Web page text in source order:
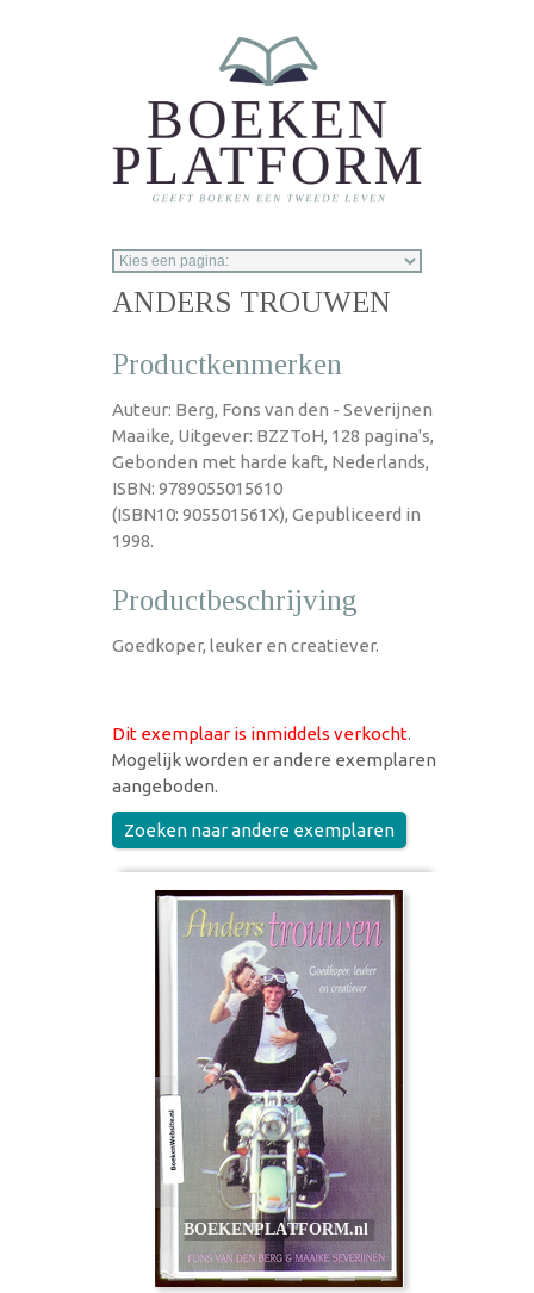
ANDERS TROUWEN
Productkenmerken
Auteur: Berg, Fons van den - Severijnen
Maaike, Uitgever: BZZToH, 128 pagina's,
Gebonden met harde kaft, Nederlands,
ISBN: 9789055015610
(ISBN10: 905501561X), Gepubliceerd in
1998.
Productbeschrijving
Goedkoper, leuker en creatiever.
Dit exemplaar is inmiddels verkocht.
Mogelijk worden er andere exemplaren
aangeboden.
Zoeken naar andere exemplaren